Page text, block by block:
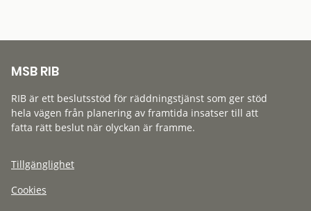
MSB RIB
RIB är ett beslutsstöd för räddningstjänst som ger stöd
hela vägen från planering av framtida insatser till att
fatta rätt beslut när olyckan är framme.
Tillgänglighet
Cookies